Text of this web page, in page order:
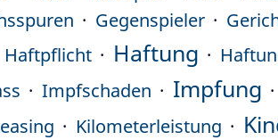
Gegenspieler
Haftpflicht Haftung
Impfschaden Impfung
Kilometerleistung